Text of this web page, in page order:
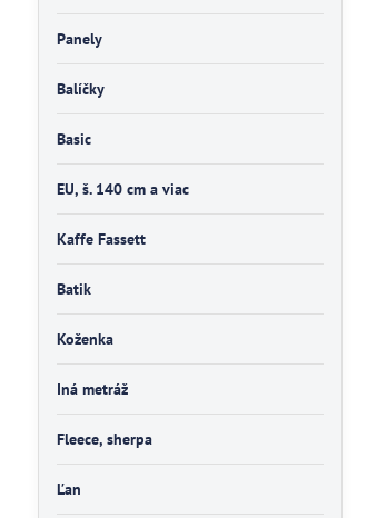
Panely
Balíčky
Basic
EU, š. 140 cm a viac
Kaffe Fassett
Batik
Koženka
Iná metráž
Fleece, sherpa
Ľan